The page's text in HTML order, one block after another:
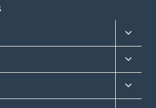
menu
filho
menu
filho
menu